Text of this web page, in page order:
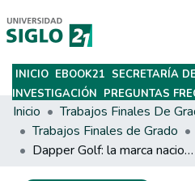
Subir
INICIO EBOOK21 SECRETARÍA
INVESTIGACIÓN PREGUNTAS
Inicio
Trabajos Finales de Grado
Dapper Golf: la marca nacional que cree en el golf argentino. Estrategia de comunicación en redes sociales. (Córdoba, Argentina)